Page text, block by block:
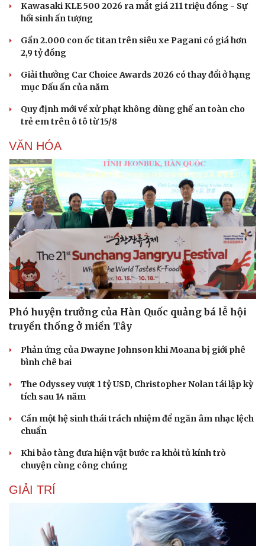
Tư vấn
Đọc truyện đêm khuya
Cửa sổ tình yêu
Kể chuyện cho bé
Hạt giống tâm hồn
Kawasaki KLE 500 2026 ra mắt giá 211 triệu đồng - Sự
hồi sinh ấn tượng
Gần 2.000 con ốc titan trên siêu xe Pagani có giá hơn
2,9 tỷ đồng
Giải thưởng Car Choice Awards 2026 có thay đổi ở hạng
mục Dấu ấn của năm
Quy định mới về xử phạt không dùng ghế an toàn cho
trẻ em trên ô tô từ 15/8
VĂN HÓA
Phó huyện trưởng của Hàn Quốc quảng bá lễ hội
truyền thống ở miền Tây
Phản ứng của Dwayne Johnson khi Moana bị giới phê
bình chê bai
The Odyssey vượt 1 tỷ USD, Christopher Nolan tái lập kỳ
tích sau 14 năm
Cần một hệ sinh thái trách nhiệm để ngăn âm nhạc lệch
chuẩn
Khi bảo tàng đưa hiện vật bước ra khỏi tủ kính trò
chuyện cùng công chúng
GIẢI TRÍ